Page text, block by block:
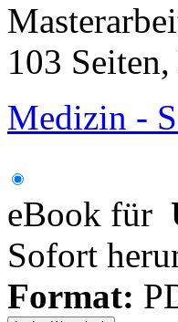
103
Medizin -
eBook für
Sofort
Format: